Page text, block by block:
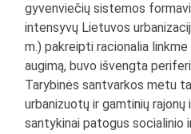
gyvenviečių sistemos
intensyvų Lietuvos
m.) pakreipti racionalia
augimą, buvo išvengta
Tarybinės santvarkos metu
urbanizuotų ir gamtinių
santykinai patogus socialinio